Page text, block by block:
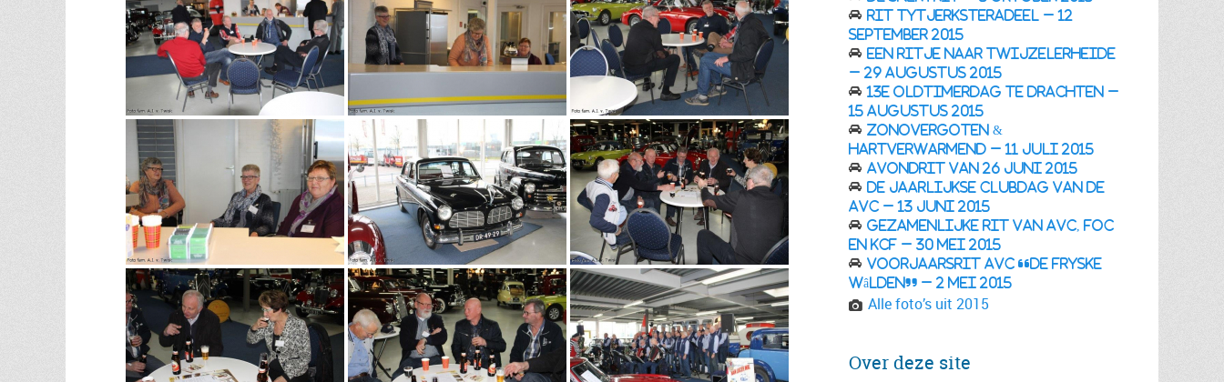
Rit Tytjerksteradeel – 12
september 2015
Een ritje naar Twijzelerheide
– 29 augustus 2015
13e Oldtimerdag te Drachten –
15 augustus 2015
Zonovergoten &
hartverwarmend – 11 juli 2015
Avondrit van 26 juni 2015
De jaarlijkse clubdag van de
AVC – 13 juni 2015
Gezamenlijke rit van AVC, FOC
en KCF – 30 mei 2015
Voorjaarsrit AVC “De Fryske
Wâlden” – 2 mei 2015
Alle foto’s uit 2015
Over deze site